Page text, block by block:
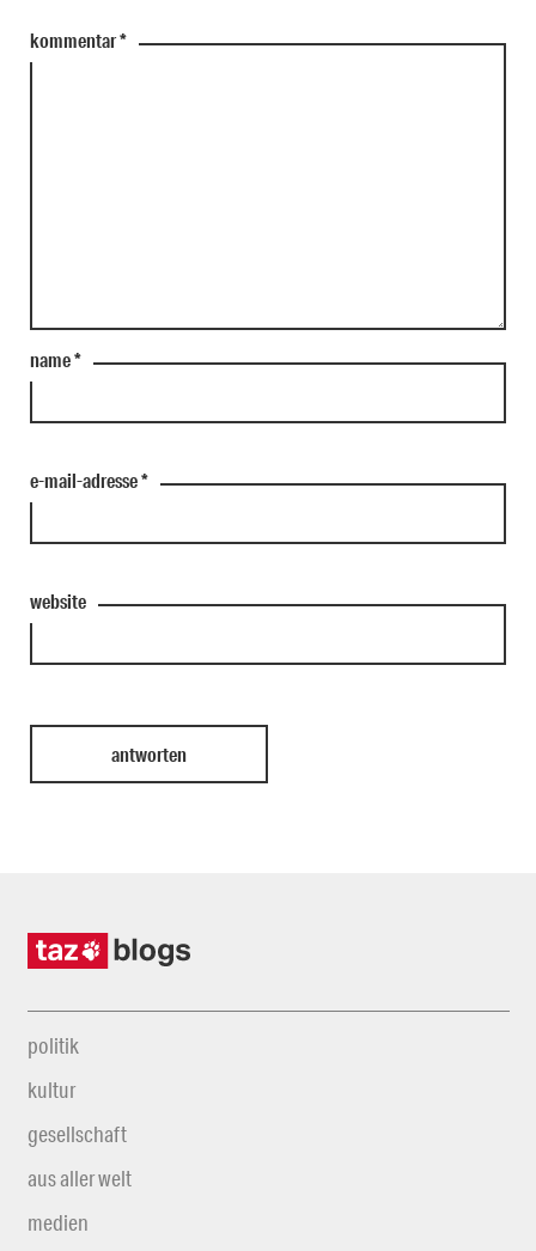
kommentar*
name*
e-mail-adresse*
website
politik
kultur
gesellschaft
aus aller welt
medien